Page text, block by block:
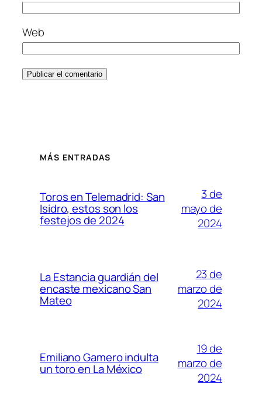
Web
MÁS ENTRADAS
Toros en Telemadrid: San
Isidro, estos son los
festejos de 2024
3 de
mayo de
2024
La Estancia guardián del
encaste mexicano San
Mateo
23 de
marzo de
2024
Emiliano Gamero indulta
un toro en La México
19 de
marzo de
2024